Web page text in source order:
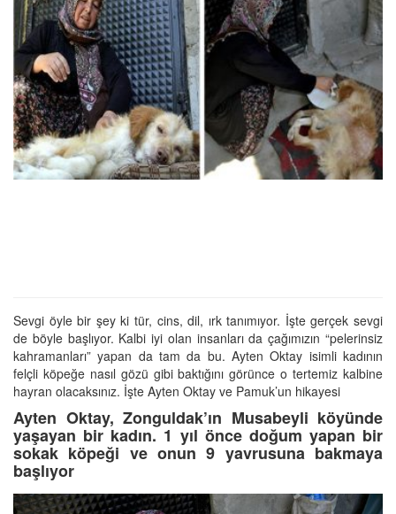
Sevgi öyle bir şey ki tür, cins, dil, ırk tanımıyor. İşte gerçek sevgi
de böyle başlıyor. Kalbi iyi olan insanları da çağımızın “pelerinsiz
kahramanları” yapan da tam da bu. Ayten Oktay isimli kadının
felçli köpeğe nasıl gözü gibi baktığını görünce o tertemiz kalbine
hayran olacaksınız. İşte Ayten Oktay ve Pamuk’un hikayesi
Ayten Oktay, Zonguldak’ın Musabeyli köyünde
yaşayan bir kadın. 1 yıl önce doğum yapan bir
sokak köpeği ve onun 9 yavrusuna bakmaya
başlıyor